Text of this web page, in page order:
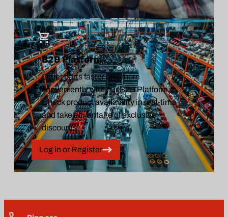
B2B Platform
Order parts faster and more
conveniently with our B2B Platform.
Check product availability in real-time
and take advantage of exclusive
discounts.
Log in or Register